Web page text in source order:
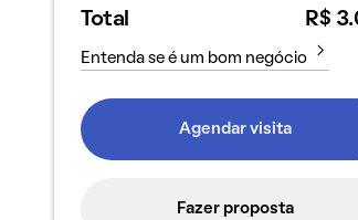
Total R$
Entenda se é um bom negócio
Agendar visita
Fazer proposta